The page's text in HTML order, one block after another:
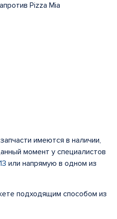
Pizza Mia
имеются в наличии,
момент у специалистов
или напрямую в одном из
подходящим способом из